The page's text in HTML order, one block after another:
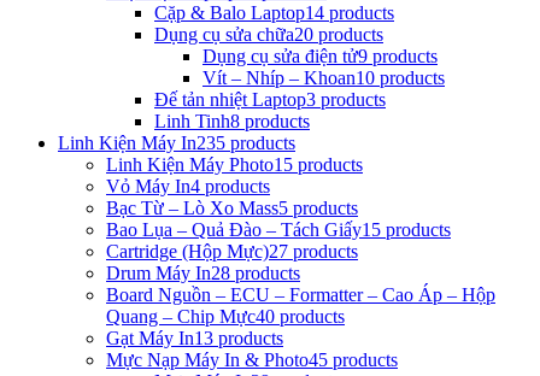
Cặp & Balo Laptop14 products
Dụng cụ sửa chữa20 products
Dụng cụ sửa điện tử9 products
Vít – Nhíp – Khoan10 products
Đế tản nhiệt Laptop3 products
Linh Tinh8 products
Linh Kiện Máy In235 products
Linh Kiện Máy Photo15 products
Vỏ Máy In4 products
Bạc Từ – Lò Xo Mass5 products
Bao Lụa – Quả Đào – Tách Giấy15 products
Cartridge (Hộp Mực)27 products
Drum Máy In28 products
Board Nguồn – ECU – Formatter – Cao Áp – Hộp
Quang – Chip Mực40 products
Gạt Máy In13 products
Mực Nạp Máy In & Photo45 products